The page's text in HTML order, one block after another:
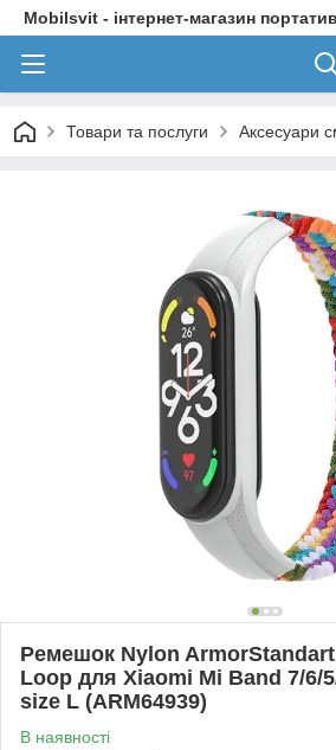
Mobilsvit - інтернет-магазин
Товари та послуги Аксесуари
Ремешок Nylon
Loop для Xiaomi Mi Band 7/6/
size L (ARM64939)
В наявності